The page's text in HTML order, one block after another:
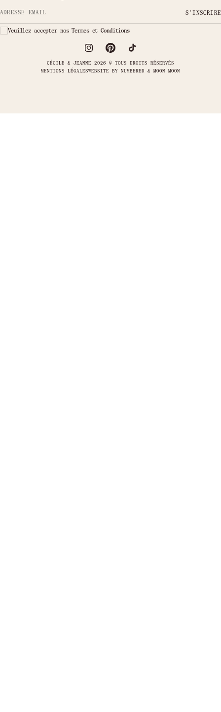
Adresse email S'INSCRIRE
Veuillez accepter nos Termes et Conditions
MENTIONS LÉGALES
CÉCILE & JEANNE 2026 © TOUS DROITS RÉSERVÉS
WEBSITE BY NUMBERED & MOON MOON